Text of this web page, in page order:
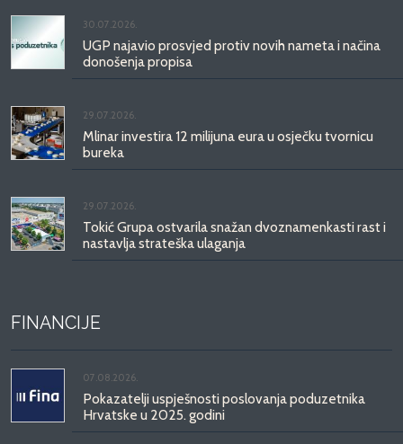
30.07.2026.
UGP najavio prosvjed protiv novih nameta i načina
donošenja propisa
29.07.2026.
Mlinar investira 12 milijuna eura u osječku tvornicu
bureka
29.07.2026.
Tokić Grupa ostvarila snažan dvoznamenkasti rast i
nastavlja strateška ulaganja
FINANCIJE
07.08.2026.
Pokazatelji uspješnosti poslovanja poduzetnika
Hrvatske u 2025. godini